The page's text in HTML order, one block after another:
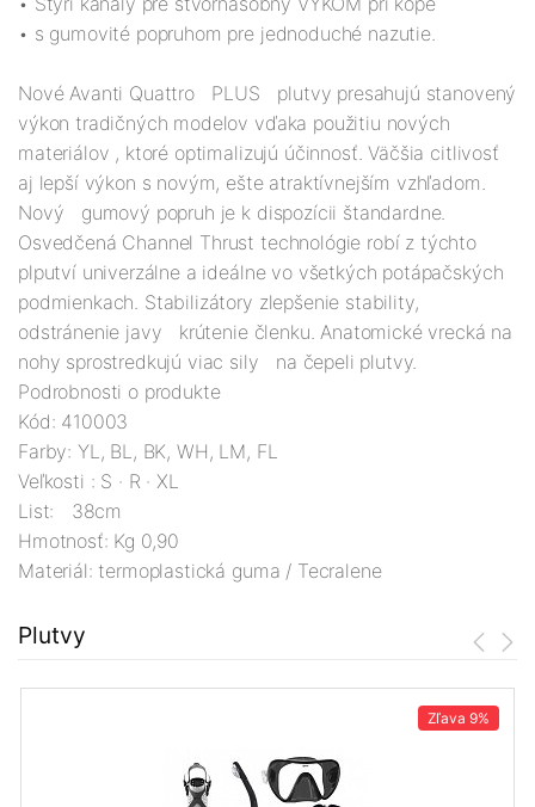
• s gumovité popruhom pre jednoduché nazutie.
Nové Avanti Quattro PLUS plutvy presahujú stanovený
výkon tradičných modelov vďaka použitiu nových
materiálov , ktoré optimalizujú účinnosť. Väčšia citlivosť
aj lepší výkon s novým, ešte atraktívnejším vzhľadom.
Nový gumový popruh je k dispozícii štandardne.
Osvedčená Channel Thrust technológie robí z týchto
plputví univerzálne a ideálne vo všetkých potápačských
podmienkach. Stabilizátory zlepšenie stability,
odstránenie javy krútenie členku. Anatomické vrecká na
nohy sprostredkujú viac sily na čepeli plutvy.
Podrobnosti o produkte
Kód: 410003
Farby: YL, BL, BK, WH, LM, FL
Veľkosti : S · R · XL
List: 38cm
Hmotnosť: Kg 0,90
Materiál: termoplastická guma / Tecralene
Plutvy
Zľava 9%